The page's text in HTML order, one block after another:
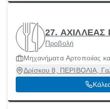
27.
Προβολή
Μηχανήματα Αρτοποιίας
Δρίσκου 8, ΠΕΡΙΒΟΛΙΑ,